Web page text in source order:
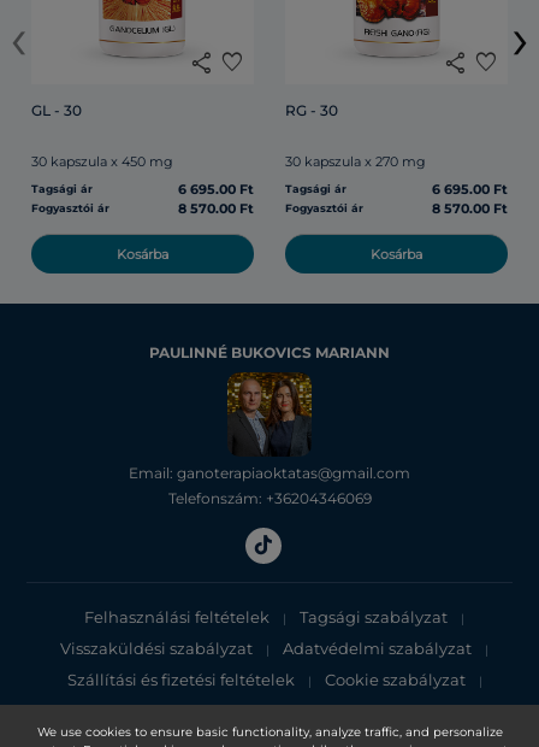
We use cookies to ensure basic functionality, analyze traffic, and personalize
share favorite
GL - 30
30 kapszula x 450 mg
Tagsági ár 6 695.00 Ft
Fogyasztói ár 8 570.00 Ft
Kosárba
share favorite
RG - 30
30 kapszula x 270 mg
Tagsági ár 6 695.00 Ft
Fogyasztói ár 8 570.00 Ft
Kosárba
‹ ›
PAULINNÉ BUKOVICS MARIANN
Email: ganoterapiaoktatas@gmail.com
Telefonszám: +36204346069
Felhasználási feltételek | Tagsági szabályzat |
Visszaküldési szabályzat | Adatvédelmi szabályzat |
Szállítási és fizetési feltételek | Cookie szabályzat |
Adatvédelmi tájékoztató